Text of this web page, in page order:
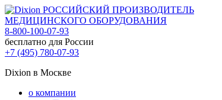
РОССИЙСКИЙ ПРОИЗВОДИТЕЛЬ
МЕДИЦИНСКОГО ОБОРУДОВАНИЯ
8-800-100-07-93
бесплатно для России
+7 (495) 780-07-93
Dixion в Москве
о компании